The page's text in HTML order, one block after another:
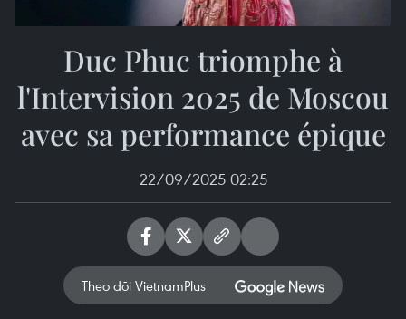
Duc Phuc triomphe à
l'Intervision 2025 de Moscou
avec sa performance épique
22/09/2025 02:25
Theo dõi VietnamPlus